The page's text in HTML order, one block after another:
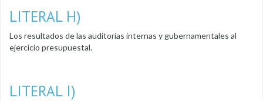
LITERAL H)
Los resultados de las auditorías internas y gubernamentales al
ejercicio presupuestal.
LITERAL I)